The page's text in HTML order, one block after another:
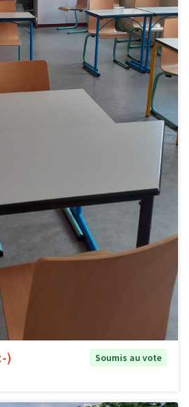
)
Soumis au vote